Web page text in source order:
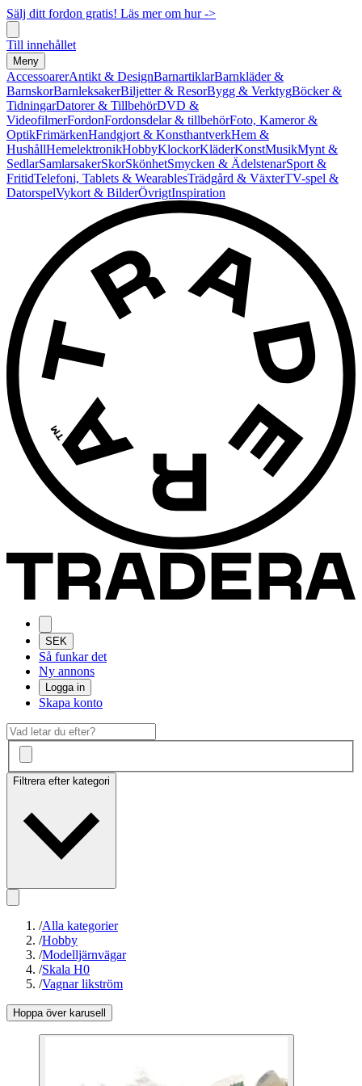
Sälj ditt fordon gratis! Läs mer om hur ->
Till innehållet
Meny
AccessoarerAntikt & DesignBarnartiklarBarnkläder &
BarnskorBarnleksakerBiljetter & ResorBygg & VerktygBöcker &
TidningarDatorer & TillbehörDVD &
VideofilmerFordonFordonsdelar & tillbehörFoto, Kameror &
OptikFrimärkenHandgjort & KonsthantverkHem &
HushållHemelektronikHobbyKlockorKläderKonstMusikMynt &
SedlarSamlarsakerSkorSkönhetSmycken & ÄdelstenarSport &
FritidTelefoni, Tablets & WearablesTrädgård & VäxterTV-spel &
DatorspelVykort & BilderÖvrigtInspiration
SEK
Så funkar det
Ny annons
Logga in
Skapa konto
Filtrera efter kategori
/Alla kategorier
/Hobby
/Modelljärnvägar
/Skala H0
/Vagnar likström
Hoppa över karusell